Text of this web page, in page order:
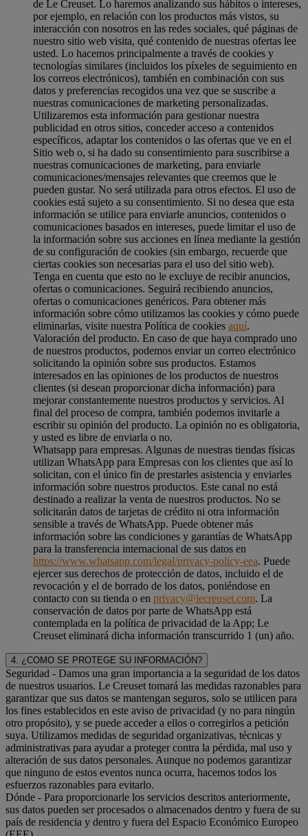
de Le Creuset. Lo haremos analizando sus hábitos o intereses,
por ejemplo, en relación con los productos más vistos, su
interacción con nosotros en las redes sociales, qué páginas de
nuestro sitio web visita, qué contenido de nuestras ofertas lee
usted. Lo hacemos principalmente a través de cookies y
tecnologías similares (incluidos los píxeles de seguimiento en
los correos electrónicos), también en combinación con sus
datos y preferencias recogidos una vez que se suscribe a
nuestras comunicaciones de marketing personalizadas.
Utilizaremos esta información para gestionar nuestra
publicidad en otros sitios, conceder acceso a contenidos
específicos, adaptar los contenidos o las ofertas que ve en el
Sitio web o, si ha dado su consentimiento para suscribirse a
nuestras comunicaciones de marketing, para enviarle
comunicaciones/mensajes relevantes que creemos que le
pueden gustar. No será utilizada para otros efectos. El uso de
cookies está sujeto a su consentimiento. Si no desea que esta
información se utilice para enviarle anuncios, contenidos o
comunicaciones basados en intereses, puede limitar el uso de
la información sobre sus acciones en línea mediante la gestión
de su configuración de cookies (sin embargo, recuerde que
ciertas cookies son necesarias para el uso del sitio web).
Tenga en cuenta que esto no le excluye de recibir anuncios,
ofertas o comunicaciones. Seguirá recibiendo anuncios,
ofertas o comunicaciones genéricos. Para obtener más
información sobre cómo utilizamos las cookies y cómo puede
eliminarlas, visite nuestra Política de cookies aquí.
Valoración del producto. En caso de que haya comprado uno
de nuestros productos, podemos enviar un correo electrónico
solicitando la opinión sobre sus productos. Estamos
interesados en las opiniones de los productos de nuestros
clientes (si desean proporcionar dicha información) para
mejorar constantemente nuestros productos y servicios. Al
final del proceso de compra, también podemos invitarle a
escribir su opinión del producto. La opinión no es obligatoria,
y usted es libre de enviarla o no.
Whatsapp para empresas. Algunas de nuestras tiendas físicas
utilizan WhatsApp para Empresas con los clientes que así lo
solicitan, con el único fin de prestarles asistencia y enviarles
información sobre nuestros productos. Este canal no está
destinado a realizar la venta de nuestros productos. No se
solicitarán datos de tarjetas de crédito ni otra información
sensible a través de WhatsApp. Puede obtener más
información sobre las condiciones y garantías de WhatsApp
para la transferencia internacional de sus datos en
https://www.whatsapp.com/legal/privacy-policy-eea. Puede
ejercer sus derechos de protección de datos, incluido el de
revocación y el de borrado de los datos, poniéndose en
contacto con su tienda o en privacy@lecreuset.com. La
conservación de datos por parte de WhatsApp está
contemplada en la política de privacidad de la App; Le
Creuset eliminará dicha información transcurrido 1 (un) año.
4. ¿COMO SE PROTEGE SU INFORMACIÓN?
Seguridad - Damos una gran importancia a la seguridad de los datos
de nuestros usuarios. Le Creuset tomará las medidas razonables para
garantizar que sus datos se mantengan seguros, solo se utilicen para
los fines establecidos en este aviso de privacidad (y no para ningún
otro propósito), y se puede acceder a ellos o corregirlos a petición
suya. Utilizamos medidas de seguridad organizativas, técnicas y
administrativas para ayudar a proteger contra la pérdida, mal uso y
alteración de sus datos personales. Aunque no podemos garantizar
que ninguno de estos eventos nunca ocurra, hacemos todos los
esfuerzos razonables para evitarlo.
Dónde - Para proporcionarle los servicios descritos anteriormente,
sus datos pueden ser procesados o almacenados dentro y fuera de su
país de residencia y dentro y fuera del Espacio Económico Europeo